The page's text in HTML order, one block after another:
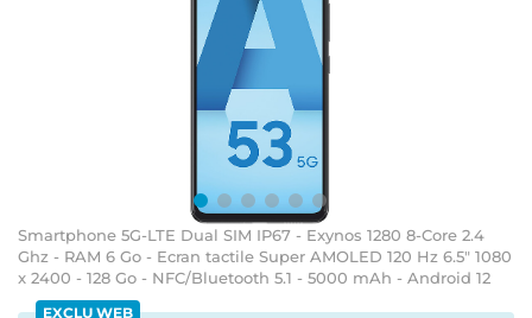
Smartphone 5G-LTE Dual SIM IP67 - Exynos 1280 8-Core 2.4
Ghz - RAM 6 Go - Ecran tactile Super AMOLED 120 Hz 6.5" 1080
x 2400 - 128 Go - NFC/Bluetooth 5.1 - 5000 mAh - Android 12
EXCLU WEB